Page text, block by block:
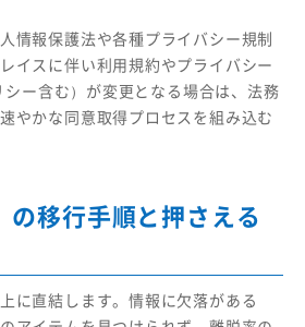
情報保護法や各種プライバシー規制
イスに伴い利用規約やプライバシー
ー含む）が変更となる場合は、法務
やかな同意取得プロセスを組み込む
の移行手順と押さえる
に直結します。情報に欠落がある